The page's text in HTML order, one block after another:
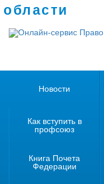
области
Новости
Как вступить в
профсоюз
Книга Почета
Федерации